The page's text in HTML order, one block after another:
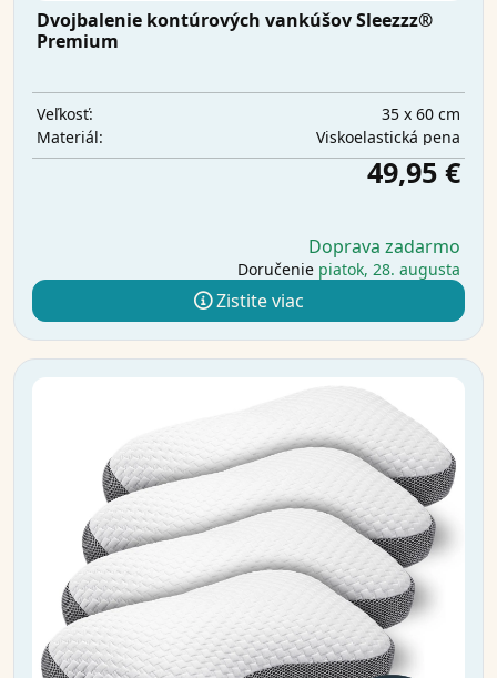
Dvojbalenie kontúrových vankúšov Sleezzz®
Premium
Veľkosť:
35 x 60 cm
Materiál:
Viskoelastická pena
49,95 €
Doprava zadarmo
Doručenie piatok, 28. augusta
Zistite viac